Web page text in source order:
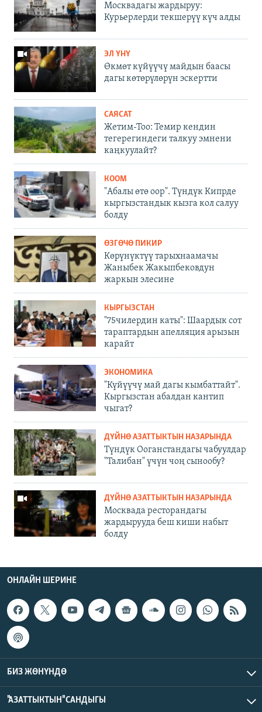
Москвадагы жардыруу:
Курьерлерди текшерүү күч алды
ЭЛ ҮНҮ
Өкмөт күйүүчү майдын баасы
дагы көтөрүлөрүн эскертти
САЯСАТ
Жетим-Тоо: Темир кендин
тегерегиндеги талкуу эмнени
каңкуулайт?
КООМ
"Абалы өтө оор". Түндүк Кипрде
кыргызстандык кызга кол салуу
болду
ӨЗГӨЧӨ ПИКИР
Көрүнүктүү тарыхнаамачы
Жаныбек Жакыпбековдун
жаркын элесине
КЫРГЫЗСТАН
"75чилердин каты": Шаардык сот
тараптардын апелляция арызын
карайт
ЭКОНОМИКА
"Күйүүчү май дагы кымбаттайт".
Кыргызстан абалдан кантип
чыгат?
ДҮЙНӨ АЗАТТЫКТЫН НАЗАРЫНДА
Түндүк Ооганстандагы чабуулдар
"Талибан" үчүн чоң сынообу?
ДҮЙНӨ АЗАТТЫКТЫН НАЗАРЫНДА
Москвада ресторандагы
жардырууда беш киши набыт
болду
ОНЛАЙН ШЕРИНЕ
БИЗ ЖӨНҮНДӨ
"АЗАТТЫКТЫН" САНДЫГЫ